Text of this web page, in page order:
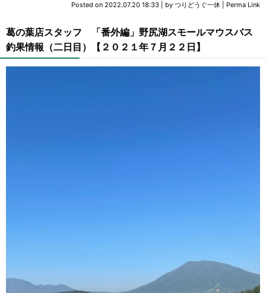
Posted on 2022.07.20 18:33 by つりどうぐ一休 Perma Link
葛の葉店スタッフ 「番外編」野尻湖スモールマウスバス
釣果情報（二日目）【２０２１年７月２２日】